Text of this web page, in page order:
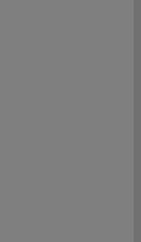
sera parfaitement
toute tranquillité !
catégorie 3
mais aussi
des UV.
et 2-4 ans), ces
maximale des
! Il s’agit également
et absolument trop
1 ans.
ET LA peuvent être
Demandez conseil